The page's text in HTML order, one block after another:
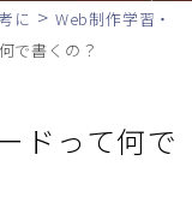
に > Web制作学習・
で書くの？
ドって何で